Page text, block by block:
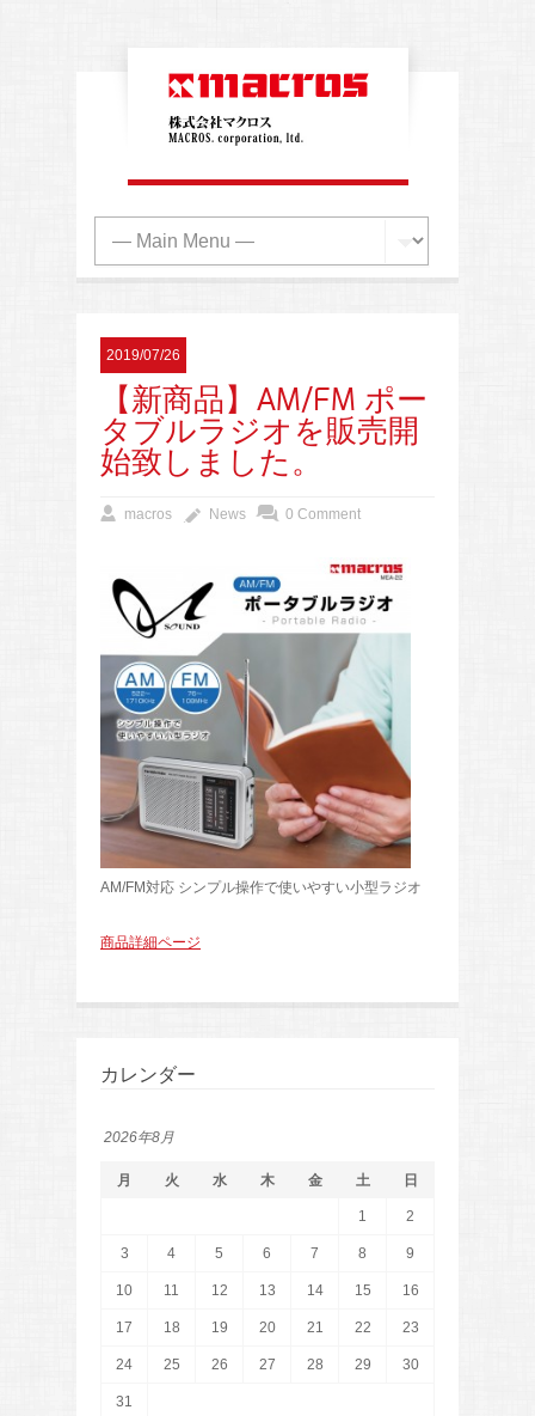
2019/07/26
【新商品】AM/FM ポー
タブルラジオを販売開
始致しました。
macros News 0 Comment
AM/FM対応 シンプル操作で使いやすい小型ラジオ
商品詳細ページ
カレンダー
2026年8月
月 火 水 木 金 土 日
1 2
3 4 5 6 7 8 9
10 11 12 13 14 15 16
17 18 19 20 21 22 23
24 25 26 27 28 29 30
31